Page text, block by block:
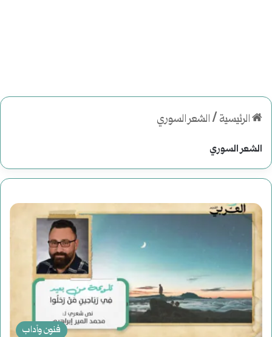
الرئيسية /الشعر السوري
الشعر السوري
فنون وآداب